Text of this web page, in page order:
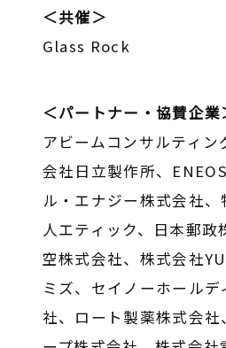
＜共催＞
Glass Rock
＜パートナー・協賛企業
アビームコンサルティ
会社日立製作所、
ル・エナジー株式会社
人エティック、日本郵政
空株式会社、株式会社
ミズ、セイノーホール
社、ロート製薬株式会